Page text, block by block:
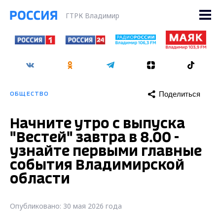
ГТРК Владимир
ОБЩЕСТВО Поделиться
Начните утро с выпуска
"Вестей" завтра в 8.00 -
узнайте первыми главные
события Владимирской
области
Опубликовано: 30 мая 2026 года